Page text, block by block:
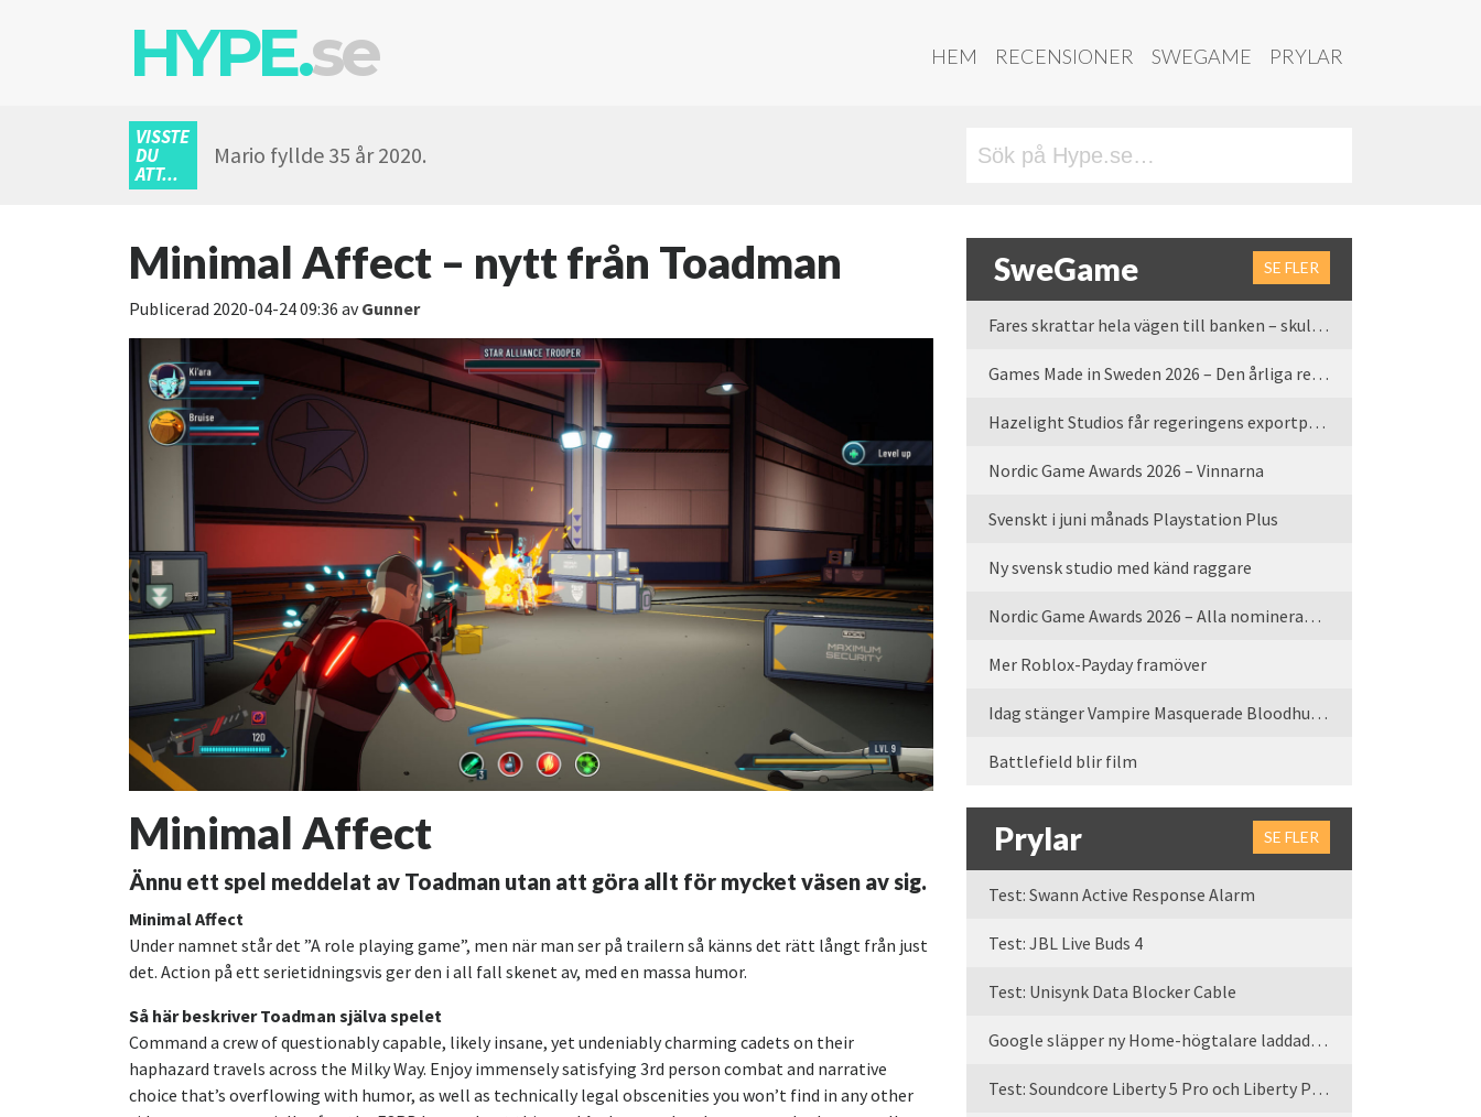
HYPE.se HEM RECENSIONER SWEGAME PRYLAR
VISSTE
DU
ATT...
Mario fyllde 35 år 2020.
Minimal Affect – nytt från Toadman
Publicerad 2020-04-24 09:36 avGunner
Minimal Affect
Ännu ett spel meddelat av Toadman utan att göra allt för mycket väsen av sig.
Minimal Affect
Under namnet står det ”A role playing game”, men när man ser på trailern så känns det rätt långt från just
det. Action på ett serietidningsvis ger den i all fall skenet av, med en massa humor.
Så här beskriver Toadman själva spelet
Command a crew of questionably capable, likely insane, yet undeniably charming cadets on their
haphazard travels across the Milky Way. Enjoy immensely satisfying 3rd person combat and narrative
choice that’s overflowing with humor, as well as technically legal obscenities you won’t find in any other
SweGame SE FLER
Fares skrattar hela vägen till banken – skulle vi tro
Games Made in Sweden 2026 – Den årliga rean är tillbaka
Hazelight Studios får regeringens exportpris 2025
Nordic Game Awards 2026 – Vinnarna
Svenskt i juni månads Playstation Plus
Ny svensk studio med känd raggare
Nordic Game Awards 2026 – Alla nominerade spel
Mer Roblox-Payday framöver
Idag stänger Vampire Masquerade Bloodhunt servrarna
Battlefield blir film
Prylar SE FLER
Test: Swann Active Response Alarm
Test: JBL Live Buds 4
Test: Unisynk Data Blocker Cable
Google släpper ny Home-högtalare laddad med Gemini
Test: Soundcore Liberty 5 Pro och Liberty Pro Max